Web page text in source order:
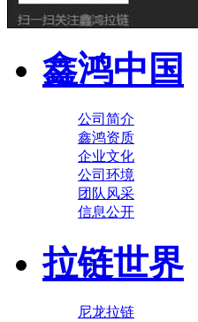
鑫鸿中国
公司简介
鑫鸿资质
企业文化
公司环境
团队风采
信息公开
拉链世界
尼龙拉链